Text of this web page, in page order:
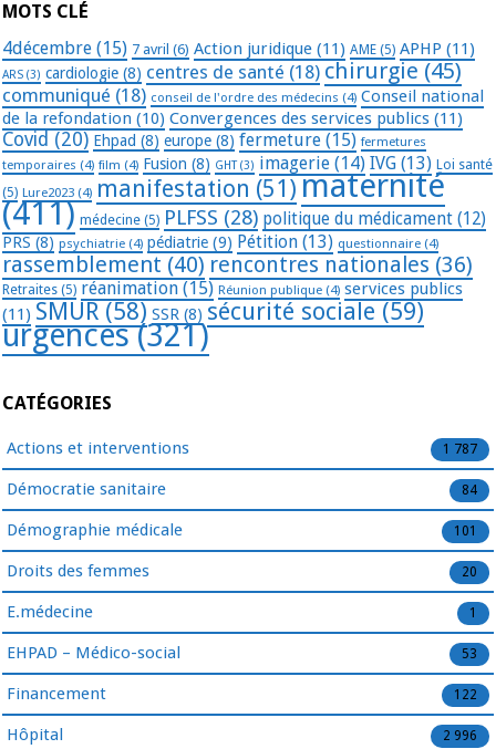
MOTS CLÉ
4décembre (15) 7 avril (6) Action juridique (11) AME (5) APHP (11)
ARS (3) cardiologie (8) centres de santé (18) chirurgie (45)
communiqué (18) conseil de l'ordre des médecins (4) Conseil national
de la refondation (10) Convergences des services publics (11)
Covid (20) Ehpad (8) europe (8) fermeture (15) fermetures
temporaires (4) film (4) Fusion (8) GHT(3) imagerie (14) IVG (13) Loi santé
(5) Lure2023 (4) manifestation (51) maternité
(411) médecine (5) PLFSS (28) politique du médicament (12)
PRS (8) psychiatrie (4) pédiatrie (9) Pétition (13) questionnaire (4)
rassemblement (40) rencontres nationales (36)
Retraites (5) réanimation (15) Réunion publique (4) services publics
(11) SMUR (58) SSR (8) sécurité sociale (59)
urgences(321)
CATÉGORIES
Actions et interventions 1 787
Démocratie sanitaire 84
Démographie médicale 101
Droits des femmes 20
E.médecine 1
EHPAD – Médico-social 53
Financement 122
Hôpital 2 996